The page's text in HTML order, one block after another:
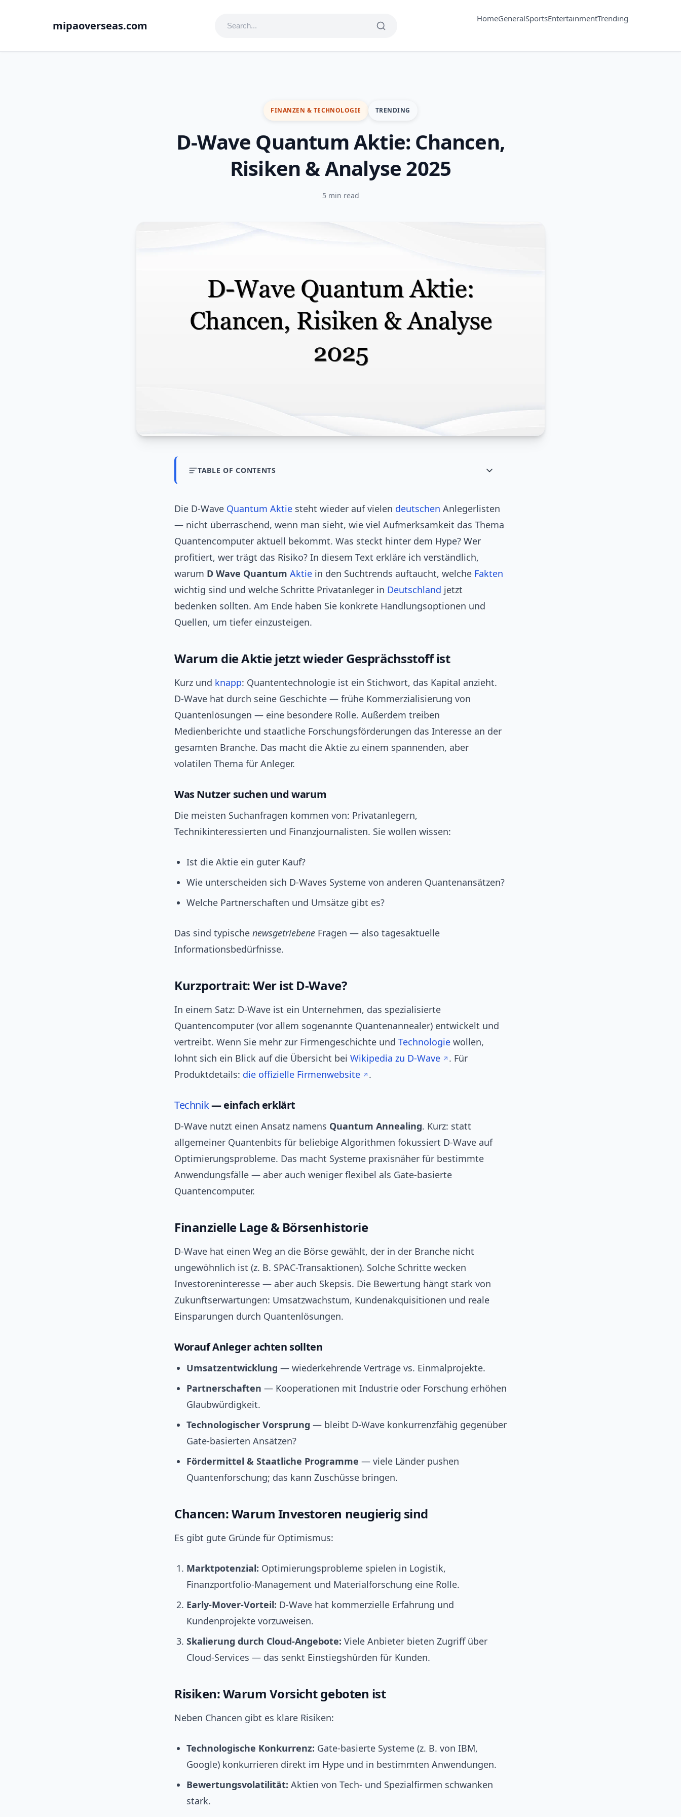
mipaoverseas.com
HomeGeneralSportsEntertainmentTrending
FINANZEN & TECHNOLOGIE TRENDING
D-Wave Quantum Aktie: Chancen,
Risiken & Analyse 2025
5 min read
TABLE OF CONTENTS
Die D-Wave Quantum Aktie steht wieder auf vielen deutschen Anlegerlisten
— nicht überraschend, wenn man sieht, wie viel Aufmerksamkeit das Thema
Quantencomputer aktuell bekommt. Was steckt hinter dem Hype? Wer
profitiert, wer trägt das Risiko? In diesem Text erkläre ich verständlich,
warum D Wave Quantum Aktie in den Suchtrends auftaucht, welche Fakten
wichtig sind und welche Schritte Privatanleger in Deutschland jetzt
bedenken sollten. Am Ende haben Sie konkrete Handlungsoptionen und
Quellen, um tiefer einzusteigen.
Warum die Aktie jetzt wieder Gesprächsstoff ist
Kurz und knapp: Quantentechnologie ist ein Stichwort, das Kapital anzieht.
D-Wave hat durch seine Geschichte — frühe Kommerzialisierung von
Quantenlösungen — eine besondere Rolle. Außerdem treiben
Medienberichte und staatliche Forschungsförderungen das Interesse an der
gesamten Branche. Das macht die Aktie zu einem spannenden, aber
volatilen Thema für Anleger.
Was Nutzer suchen und warum
Die meisten Suchanfragen kommen von: Privatanlegern,
Technikinteressierten und Finanzjournalisten. Sie wollen wissen:
Ist die Aktie ein guter Kauf?
Wie unterscheiden sich D-Waves Systeme von anderen Quantenansätzen?
Welche Partnerschaften und Umsätze gibt es?
Das sind typische newsgetriebene Fragen — also tagesaktuelle
Informationsbedürfnisse.
Kurzportrait: Wer ist D-Wave?
In einem Satz: D-Wave ist ein Unternehmen, das spezialisierte
Quantencomputer (vor allem sogenannte Quantenannealer) entwickelt und
vertreibt. Wenn Sie mehr zur Firmengeschichte und Technologie wollen,
lohnt sich ein Blick auf die Übersicht bei Wikipedia zu D-Wave
. Für
Produktdetails: die offizielle Firmenwebsite .
Technik— einfach erklärt
D-Wave nutzt einen Ansatz namens Quantum Annealing. Kurz: statt
allgemeiner Quantenbits für beliebige Algorithmen fokussiert D-Wave auf
Optimierungsprobleme. Das macht Systeme praxisnäher für bestimmte
Anwendungsfälle — aber auch weniger flexibel als Gate-basierte
Quantencomputer.
Finanzielle Lage & Börsenhistorie
D-Wave hat einen Weg an die Börse gewählt, der in der Branche nicht
ungewöhnlich ist (z. B. SPAC-Transaktionen). Solche Schritte wecken
Investoreninteresse — aber auch Skepsis. Die Bewertung hängt stark von
Zukunftserwartungen: Umsatzwachstum, Kundenakquisitionen und reale
Einsparungen durch Quantenlösungen.
Worauf Anleger achten sollten
Umsatzentwicklung — wiederkehrende Verträge vs. Einmalprojekte.
Partnerschaften — Kooperationen mit Industrie oder Forschung erhöhen
Glaubwürdigkeit.
Technologischer Vorsprung — bleibt D-Wave konkurrenzfähig gegenüber
Gate-basierten Ansätzen?
Fördermittel & Staatliche Programme — viele Länder pushen
Quantenforschung; das kann Zuschüsse bringen.
Chancen: Warum Investoren neugierig sind
Es gibt gute Gründe für Optimismus:
Marktpotenzial: Optimierungsprobleme spielen in Logistik,
Finanzportfolio-Management und Materialforschung eine Rolle.
Early-Mover-Vorteil: D-Wave hat kommerzielle Erfahrung und
Kundenprojekte vorzuweisen.
Skalierung durch Cloud-Angebote: Viele Anbieter bieten Zugriff über
Cloud-Services — das senkt Einstiegshürden für Kunden.
Risiken: Warum Vorsicht geboten ist
Neben Chancen gibt es klare Risiken:
Technologische Konkurrenz: Gate-basierte Systeme (z. B. von IBM,
Google) konkurrieren direkt im Hype und in bestimmten Anwendungen.
Bewertungsvolatilität: Aktien von Tech- und Spezialfirmen schwanken
stark.